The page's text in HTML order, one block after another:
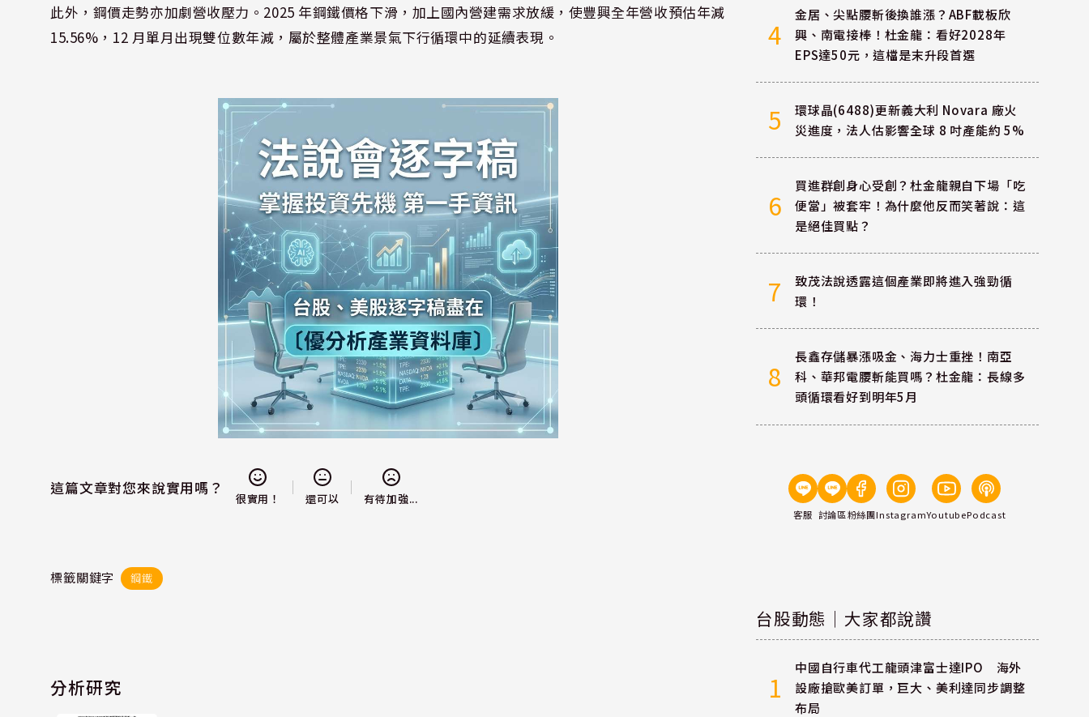
此外，鋼價走勢亦加劇營收壓力。2025 年鋼鐵價格下滑，加上國內營建需求放緩，使豐興全年營收預估年減
15.56%，12 月單月出現雙位數年減，屬於整體產業景氣下行循環中的延續表現。
這篇文章對您來說實用嗎？
很實用！ 還可以 有待加強...
標籤關鍵字 鋼鐵
分析研究
4
金居、尖點腰斬後換誰漲？ABF載板欣
興、南電接棒！杜金龍：看好2028年
EPS達50元，這檔是末升段首選
5
環球晶(6488)更新義大利 Novara 廠火
災進度，法人估影響全球 8 吋產能約 5%
6
買進群創身心受創？杜金龍親自下場「吃
便當」被套牢！為什麼他反而笑著說：這
是絕佳買點？
7
致茂法說透露這個產業即將進入強勁循
環！
8
長鑫存儲暴漲吸金、海力士重挫！南亞
科、華邦電腰斬能買嗎？杜金龍：長線多
頭循環看好到明年5月
客服 討論區粉絲團InstagramYoutubePodcast
台股動態｜大家都說讚
1
中國自行車代工龍頭津富士達IPO 海外
設廠搶歐美訂單，巨大、美利達同步調整
布局